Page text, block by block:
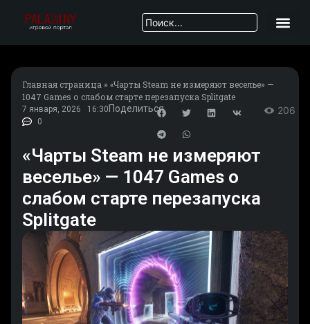
Главная страница » «Чарты Steam не измеряют веселье» —
1047 Games о слабом старте перезапуска Splitgate
7 января, 2026
16:30
0
Поделиться 206
«Чарты Steam не измеряют
веселье» — 1047 Games о
слабом старте перезапуска
Splitgate